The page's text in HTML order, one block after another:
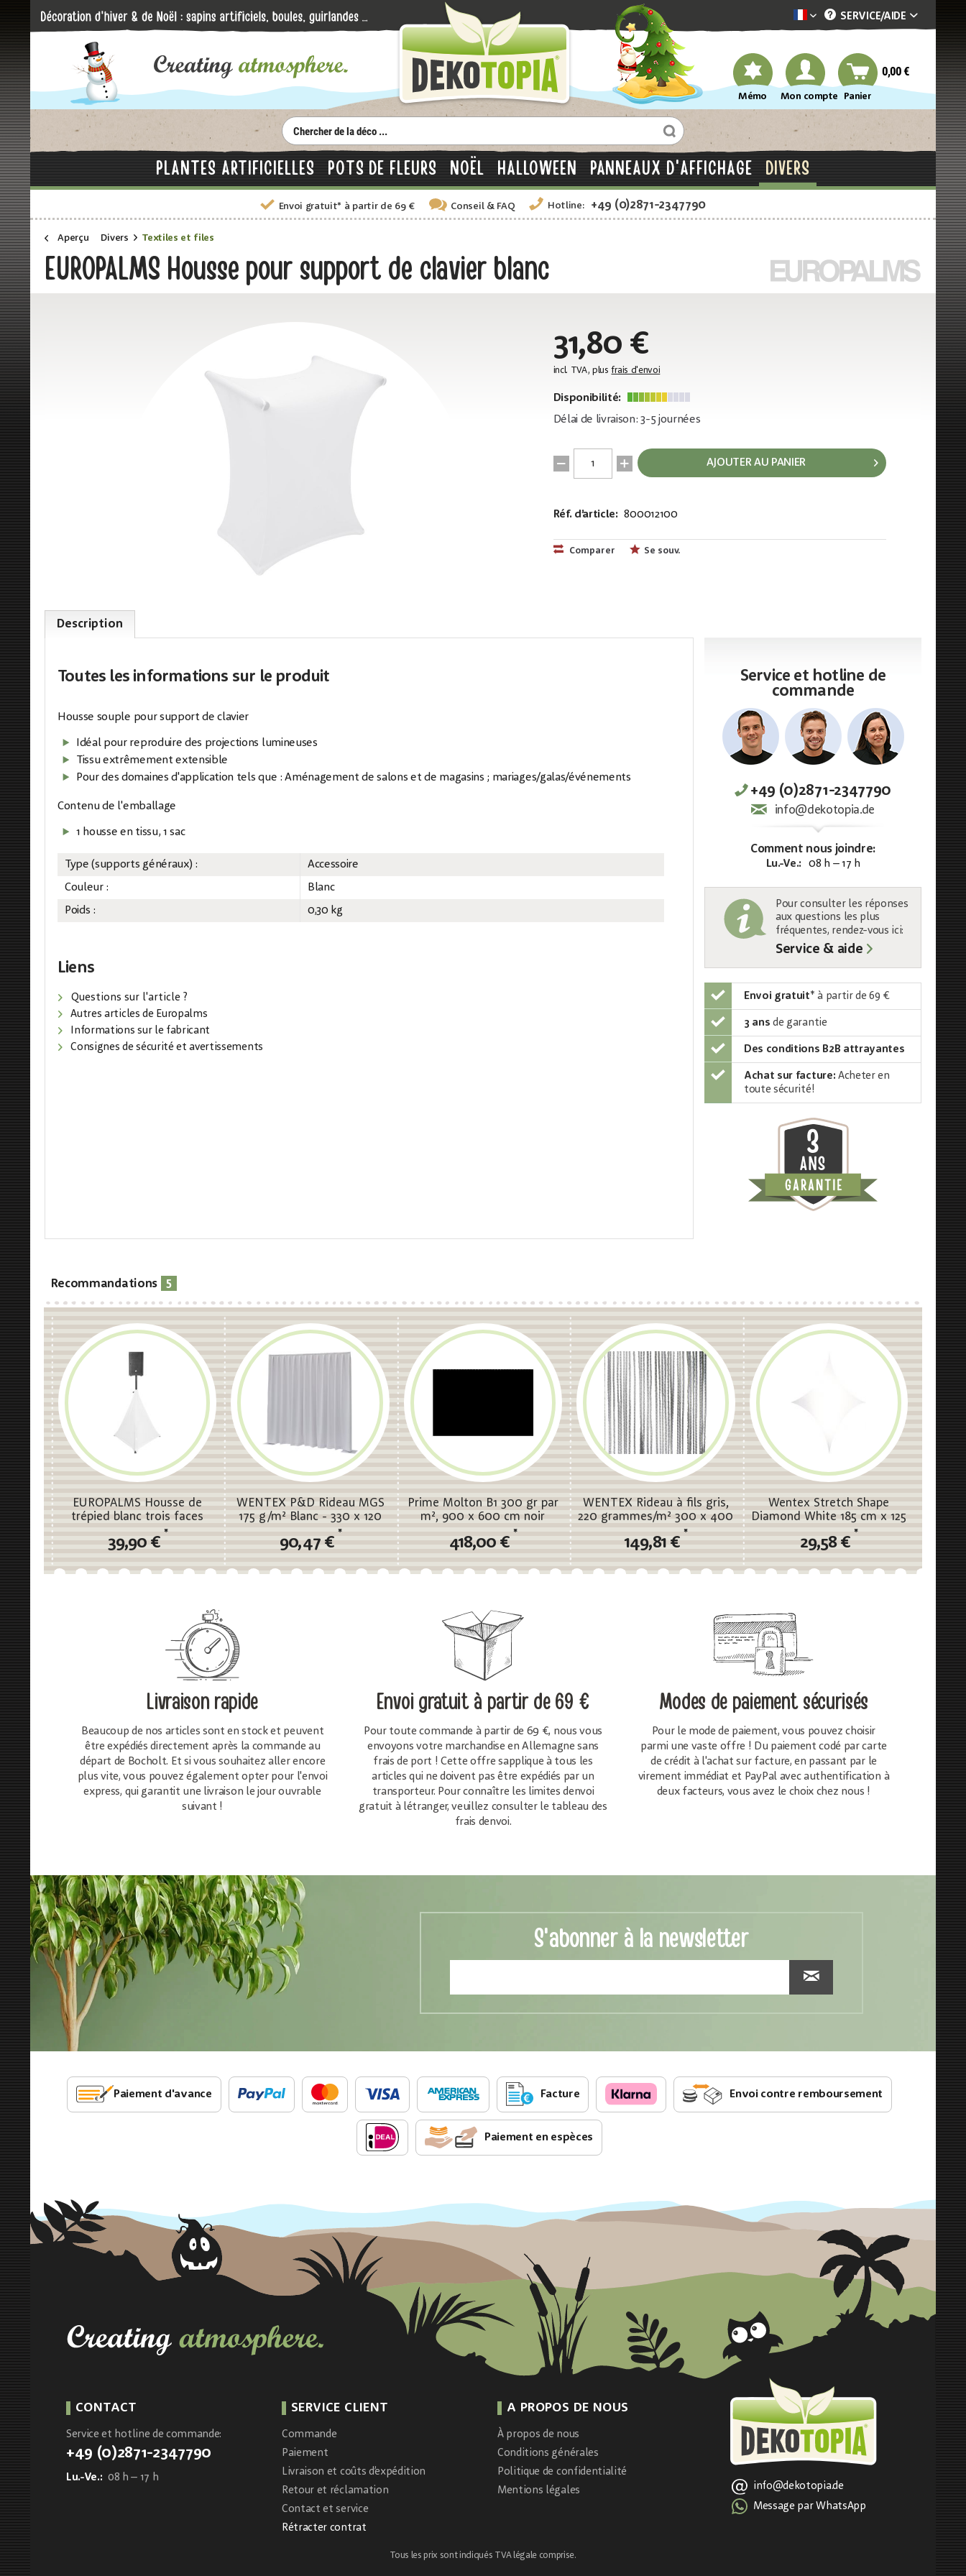
Dekotopia französisch
SERVICE/AIDE
Mémo Mon compte Panier
0,00 €
PLANTES ARTIFICIELLES POTS DE FLEURS NOËL HALLOWEEN PANNEAUX D'AFFICHAGE DIVERS
Envoi gratuit* à partir de 69 € Conseil& FAQ Hotline: +49 (0)2871-2347790
Aperçu Divers Textiles et files
EUROPALMS Housse pour support de clavier blanc
31,80 €
incl. TVA, plusfrais d'envoi
Disponibilité:
Délai de livraison: 3-5 journées
AJOUTER AU PANIER
Réf. d’article: 800012100
Comparer Se souv.
Description
Toutes les informations sur le produit
Housse souple pour support de clavier
Idéal pour reproduire des projections lumineuses
Tissu extrêmement extensible
Pour des domaines d'application tels que : Aménagement de salons et de magasins ; mariages/galas/événements
Contenu de l'emballage
1 housse en tissu, 1 sac
Type (supports généraux) :
Accessoire
Couleur :
Blanc
Poids :
0,30 kg
Liens
Questions sur l'article ?
Autres articles de Europalms
Informations sur le fabricant
Consignes de sécurité et avertissements
Service et hotline de
commande
+49 (0)2871-2347790
info@dekotopia.de
Comment nous joindre:
Lu.-Ve.: 08 h – 17 h
Pour consulter les réponses
aux questions les plus
fréquentes, rendez-vous ici:
Service & aide
Envoi gratuit* à partir de 69 €
3 ans de garantie
Des conditions B2B attrayantes
Achat sur facture: Acheter en
toute sécurité!
Recommandations 5
EUROPALMS Housse de
trépied blanc trois faces
39,90 €
*
WENTEX P&D Rideau MGS
175 g/m² Blanc - 330 x 120
cm (L x H) - plissé
90,47 €
*
Prime Molton B1 300 gr par
m², 900 x 600 cm noir
418,00 €
*
WENTEX Rideau à fils gris,
220 grammes/m² 300 x 400
cm (L x H) - non plissé
149,81 €
*
Wentex Stretch Shape
Diamond White 185 cm x 125
cm, Blanc
29,58 €
*
Livraison rapide
Beaucoup de nos articles sont en stock et peuvent
être expédiés directement après la commande au
départ de Bocholt. Et si vous souhaitez aller encore
plus vite, vous pouvez également opter pour l'envoi
express, qui garantit une livraison le jour ouvrable
suivant !
Envoi gratuità partir de 69 €
Pour toute commande à partir de 69 €, nous vous
envoyons votre marchandise en Allemagne sans
frais de port ! Cette offre sapplique à tous les
articles qui ne doivent pas être expédiés par un
transporteur. Pour connaître les limites denvoi
gratuit à létranger, veuillez consulter le tableau des
frais denvoi.
Modes de paiement sécurisés
Pour le mode de paiement, vous pouvez choisir
parmi une vaste offre ! Du paiement codé par carte
de crédit à l'achat sur facture, en passant par le
virement immédiat et PayPal avec authentification à
deux facteurs, vous avez le choix chez nous !
S'abonner à la newsletter
Paiement d'avance Facture Envoi contre remboursement
Paiement en espèces
CONTACT
Service et hotline de commande:
+49 (0)2871-2347790
Lu.-Ve.: 08 h – 17 h
SERVICE CLIENT
Commande
Paiement
Livraison et coûts d’expédition
Retour et réclamation
Contact et service
Rétracter contrat
A PROPOS DE NOUS
À propos de nous
Conditions générales
Politique de confidentialité
Mentions légales
info@dekotopia.de
Message par WhatsApp
Tous les prix sont indiqués TVA légale comprise.